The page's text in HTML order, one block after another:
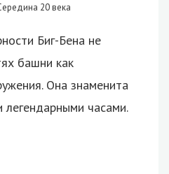
20 века
Биг-Бена не
башни как
Она знаменита
легендарными часами.